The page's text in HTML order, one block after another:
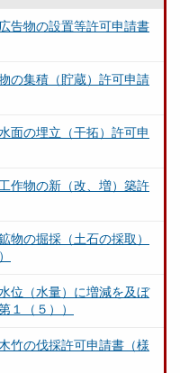
告物の設置等許可申請書
の集積（貯蔵）許可申請
面の埋立（干拓）許可申
作物の新（改、増）築許
物の掘採（土石の採取）
位（水量）に増減を及ぼ
１（５））
竹の伐採許可申請書（様